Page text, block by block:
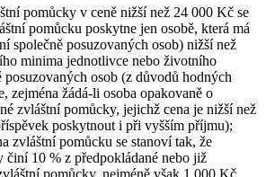
pomůcky v ceně nižší než 24 000 Kč se
pomůcku poskytne jen osobě, která má
společně posuzovaných osob) nižší než
minima jednotlivce nebo životního
posuzovaných osob (z důvodů hodných
zejména žádá-li osoba opakovaně o
zvláštní pomůcky, jejichž cena je nižší než
poskytnout i při vyšším příjmu);
zvláštní pomůcku se stanoví tak, že
činí 10 % z předpokládané nebo již
pomůcky, nejméně však 1 000 Kč.